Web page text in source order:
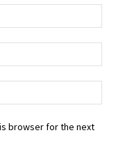
browser for the next